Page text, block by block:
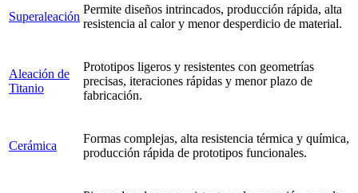
Superaleación
Permite diseños intrincados, producción rápida, alta
resistencia al calor y menor desperdicio de material.
Aleación de
Titanio
Prototipos ligeros y resistentes con geometrías
precisas, iteraciones rápidas y menor plazo de
fabricación.
Cerámica
Formas complejas, alta resistencia térmica y química,
producción rápida de prototipos funcionales.